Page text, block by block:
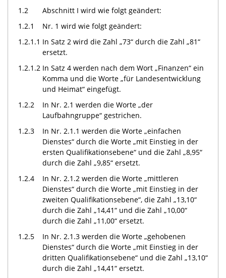
1.2
Abschnitt I wird wie folgt geändert:
1.2.1
Nr. 1 wird wie folgt geändert:
1.2.1.1 In Satz 2 wird die Zahl „73“ durch die Zahl „81“
ersetzt.
1.2.1.2 In Satz 4 werden nach dem Wort „Finanzen“ ein
Komma und die Worte „für Landesentwicklung
und Heimat“ eingefügt.
1.2.2
In Nr. 2.1 werden die Worte „der
Laufbahngruppe“ gestrichen.
1.2.3
In Nr. 2.1.1 werden die Worte „einfachen
Dienstes“ durch die Worte „mit Einstieg in der
ersten Qualifikationsebene“ und die Zahl „8,95“
durch die Zahl „9,85“ ersetzt.
1.2.4
In Nr. 2.1.2 werden die Worte „mittleren
Dienstes“ durch die Worte „mit Einstieg in der
zweiten Qualifikationsebene“, die Zahl „13,10“
durch die Zahl „14,41“ und die Zahl „10,00“
durch die Zahl „11,00“ ersetzt.
1.2.5
In Nr. 2.1.3 werden die Worte „gehobenen
Dienstes“ durch die Worte „mit Einstieg in der
dritten Qualifikationsebene“ und die Zahl „13,10“
durch die Zahl „14,41“ ersetzt.